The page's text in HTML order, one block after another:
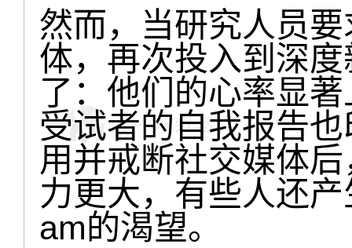
然而，当研究人员要
体，再次投入到深
了：他们的心率显
受试者的自我报告
用并戒断社交媒体
力更大，有些人还
am的渴望。